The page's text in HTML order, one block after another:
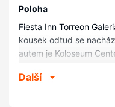
Poloha
Fiesta Inn Torreon
kousek odtud se
autem je Koloseum
od Estadio Revolución.
Další